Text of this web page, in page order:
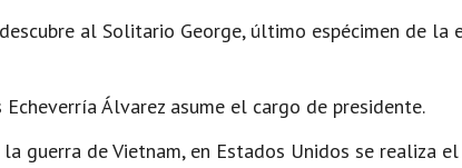
al Solitario George, último espécimen de la
Echeverría Álvarez asume el cargo de presidente.
guerra de Vietnam, en Estados Unidos se realiza